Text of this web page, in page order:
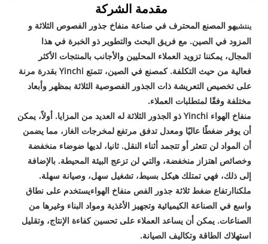
مقدمة الشركة
ينتشيهو المصنع المحترف في صناعة منفاخ جذور الفصوص الثلاثة و
المزود في الصين. مع فريق البحث والتطوير ذو الخبرة في هذا
المجال، يمكننا تزويد العملاء المحليين والأجانب بالمنتجات الأكثر
فعالية من حيث التكلفة. كمصنع في الصين، تتمتع Yinchi بقدرة مرنة
على تخصيص التعريشة ذات الجذور الفصوصية الثلاثة بمظهر وأبعاد
مختلفة وفقًا لمتطلبات العملاء.
منفاخ الهواء Yinchi ذو الجذور الثلاثة له العديد من المزايا. أولاً، يمكن
أن يوفر ضغطًا عاليًا ومعدل تدفق مرتفع لمخرجات الغاز، مما يضمن
أن المواد لن تتعثر أو تتجمد أثناء النقل. ثانيا، لديها ضوضاء منخفضة
وخصائص اهتزاز منخفضة، والتي لن تزعج البيئة المحيطة. بالإضافة
إلى ذلك، فهي تمتلك هيكل بسيط، تشغيل سهل، وصيانة سهلة.
ملكناارتفاع ضغط ثلاثة جذور الفص منفاخ الهواءيستخدم على نطاق
واسع في الصناعة الكيميائية وتجهيز الأغذية ومواد البناء وغيرها من
الصناعات. يمكن أن يساعد العملاء على تحسين كفاءة الإنتاج، وتقليل
استهلاك الطاقة وتكاليف الصيانة.